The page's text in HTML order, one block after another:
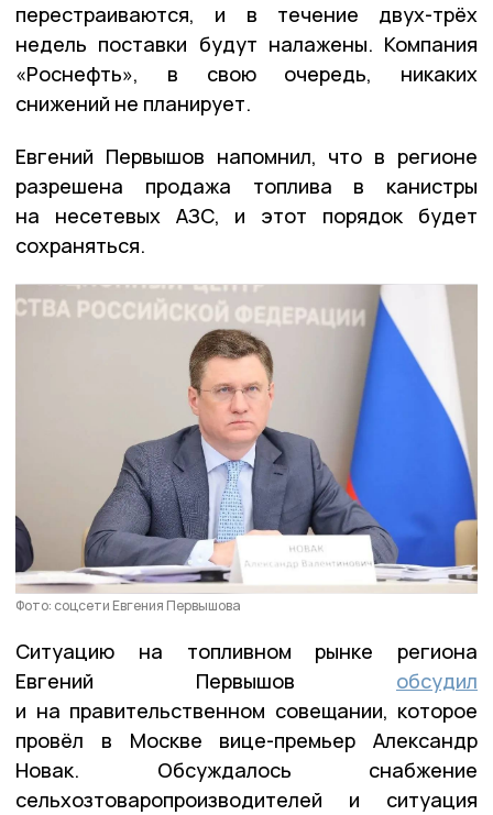
перестраиваются, и в течение двух-трёх
недель поставки будут налажены. Компания
«Роснефть», в свою очередь, никаких
снижений не планирует.
Евгений Первышов напомнил, что в регионе
разрешена продажа топлива в канистры
на несетевых АЗС, и этот порядок будет
сохраняться.
Фото: соцсети Евгения Первышова
Ситуацию на топливном рынке региона
Евгений Первышов обсудил
и на правительственном совещании, которое
провёл в Москве вице-премьер Александр
Новак. Обсуждалось снабжение
сельхозтоваропроизводителей и ситуация